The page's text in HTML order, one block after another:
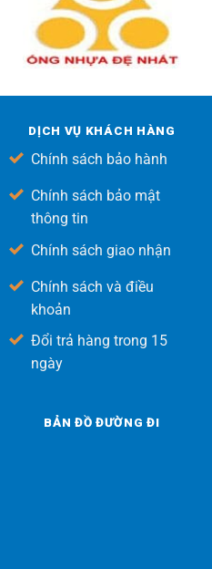
DỊCH VỤ KHÁCH HÀNG
Chính sách bảo hành
Chính sách bảo mật
thông tin
Chính sách giao nhận
Chính sách và điều
khoản
Đổi trả hàng trong 15
ngày
BẢN ĐỒ ĐƯỜNG ĐI